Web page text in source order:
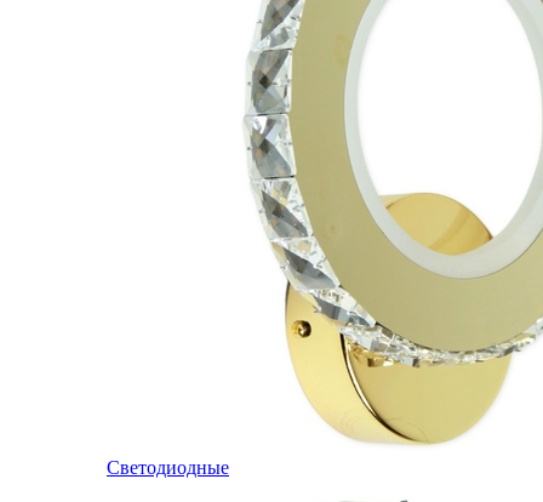
Светодиодные